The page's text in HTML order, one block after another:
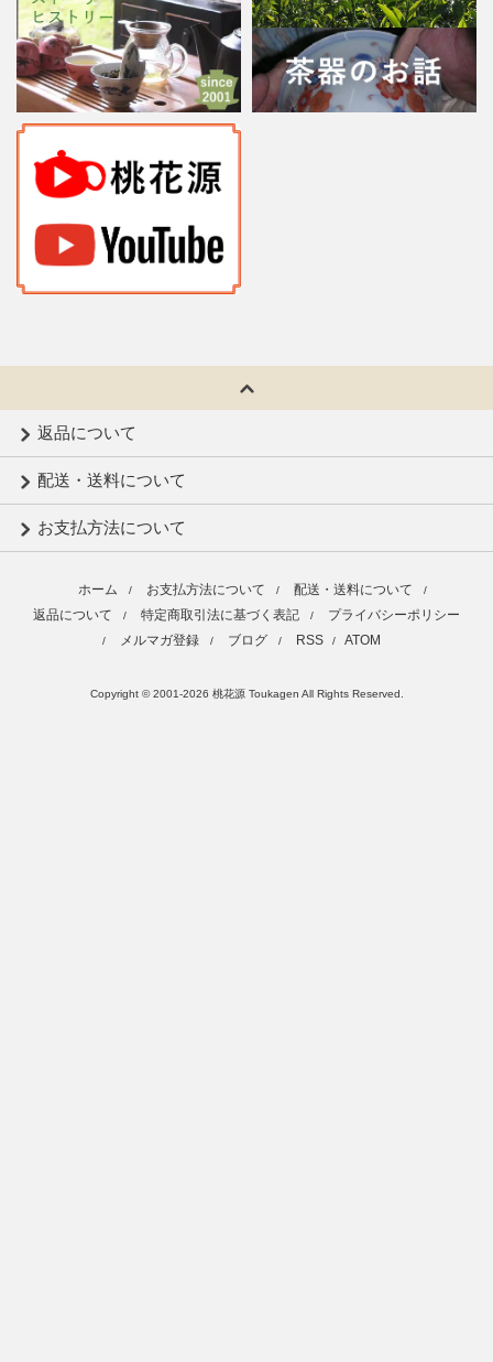
返品について
配送・送料について
お支払方法について
ホーム / お支払方法について / 配送・送料について /
返品について / 特定商取引法に基づく表記 / プライバシーポリシー
/ メルマガ登録 / ブログ / RSS / ATOM
Copyright © 2001-2026 桃花源 Toukagen All Rights Reserved.